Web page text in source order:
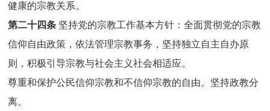
健康的宗教关系。
第二十四条 坚持党的宗教工作基本方针：全面贯彻党的宗教
信仰自由政策，依法管理宗教事务，坚持独立自主自办原
则，积极引导宗教与社会主义社会相适应。
尊重和保护公民信仰宗教和不信仰宗教的自由。坚持政教分
离。